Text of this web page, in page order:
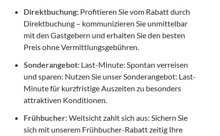
Direktbuchung: Profitieren Sie vom Rabatt durch
Direktbuchung – kommunizieren Sie unmittelbar
mit den Gastgebern und erhalten Sie den besten
Preis ohne Vermittlungsgebühren.
Sonderangebot: Last-Minute: Spontan verreisen
und sparen: Nutzen Sie unser Sonderangebot: Last-
Minute für kurzfristige Auszeiten zu besonders
attraktiven Konditionen.
Frühbucher:Weitsicht zahlt sich aus: Sichern Sie
sich mit unserem Frühbucher-Rabatt zeitig Ihre